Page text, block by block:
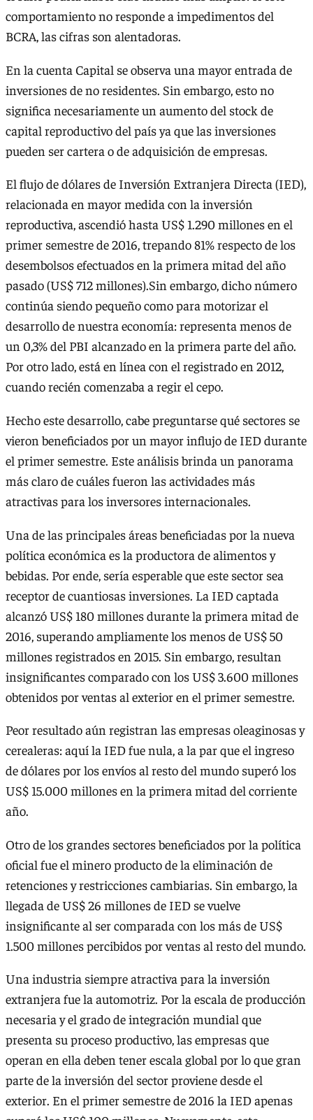
comportamiento no responde a impedimentos del
BCRA, las cifras son alentadoras.
En la cuenta Capital se observa una mayor entrada de
inversiones de no residentes. Sin embargo, esto no
significa necesariamente un aumento del stock de
capital reproductivo del país ya que las inversiones
pueden ser cartera o de adquisición de empresas.
El flujo de dólares de Inversión Extranjera Directa (IED),
relacionada en mayor medida con la inversión
reproductiva, ascendió hasta US$ 1.290 millones en el
primer semestre de 2016, trepando 81% respecto de los
desembolsos efectuados en la primera mitad del año
pasado (US$ 712 millones).Sin embargo, dicho número
continúa siendo pequeño como para motorizar el
desarrollo de nuestra economía: representa menos de
un 0,3% del PBI alcanzado en la primera parte del año.
Por otro lado, está en línea con el registrado en 2012,
cuando recién comenzaba a regir el cepo.
Hecho este desarrollo, cabe preguntarse qué sectores se
vieron beneficiados por un mayor influjo de IED durante
el primer semestre. Este análisis brinda un panorama
más claro de cuáles fueron las actividades más
atractivas para los inversores internacionales.
Una de las principales áreas beneficiadas por la nueva
política económica es la productora de alimentos y
bebidas. Por ende, sería esperable que este sector sea
receptor de cuantiosas inversiones. La IED captada
alcanzó US$ 180 millones durante la primera mitad de
2016, superando ampliamente los menos de US$ 50
millones registrados en 2015. Sin embargo, resultan
insignificantes comparado con los US$ 3.600 millones
obtenidos por ventas al exterior en el primer semestre.
Peor resultado aún registran las empresas oleaginosas y
cerealeras: aquí la IED fue nula, a la par que el ingreso
de dólares por los envíos al resto del mundo superó los
US$ 15.000 millones en la primera mitad del corriente
año.
Otro de los grandes sectores beneficiados por la política
oficial fue el minero producto de la eliminación de
retenciones y restricciones cambiarias. Sin embargo, la
llegada de US$ 26 millones de IED se vuelve
insignificante al ser comparada con los más de US$
1.500 millones percibidos por ventas al resto del mundo.
Una industria siempre atractiva para la inversión
extranjera fue la automotriz. Por la escala de producción
necesaria y el grado de integración mundial que
presenta su proceso productivo, las empresas que
operan en ella deben tener escala global por lo que gran
parte de la inversión del sector proviene desde el
exterior. En el primer semestre de 2016 la IED apenas